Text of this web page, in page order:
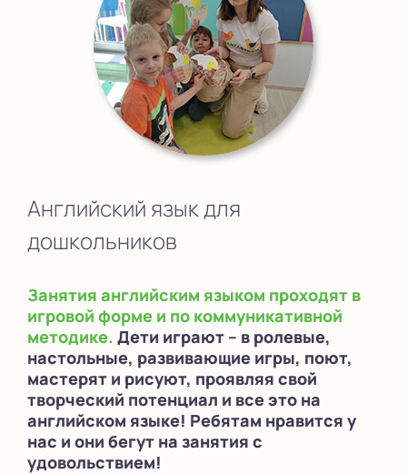
Английский язык для
дошкольников
Занятия английским языком проходят в
игровой форме и по коммуникативной
методике. Дети играют – в ролевые,
настольные, развивающие игры, поют,
мастерят и рисуют, проявляя свой
творческий потенциал и все это на
английском языке! Ребятам нравится у
нас и они бегут на занятия с
удовольствием!